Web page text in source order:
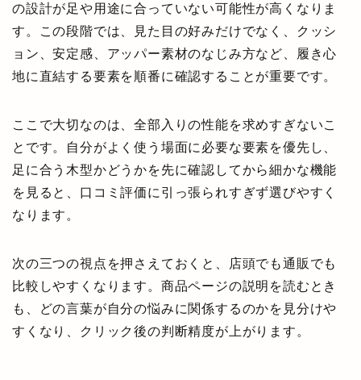
の設計が足や用途に合っていない可能性が高くなりま
す。この段階では、見た目の好みだけでなく、クッシ
ョン、安定感、アッパー素材のなじみ方など、履き心
地に直結する要素を順番に確認することが重要です。
ここで大切なのは、全部入りの性能を求めすぎないこ
とです。自分がよく使う場面に必要な要素を優先し、
足に合う木型かどうかを先に確認してから細かな機能
を見ると、口コミ評価に引っ張られすぎず選びやすく
なります。
次の三つの視点を押さえておくと、店頭でも通販でも
比較しやすくなります。商品ページの説明を読むとき
も、どの言葉が自分の悩みに関係するのかを見分けや
すくなり、クリック後の判断精度が上がります。